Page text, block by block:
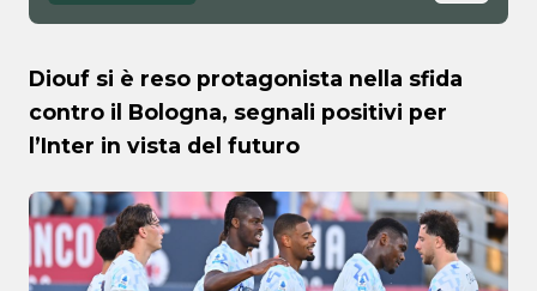
Diouf si è reso protagonista nella sfida
contro il Bologna, segnali positivi per
l’Inter in vista del futuro